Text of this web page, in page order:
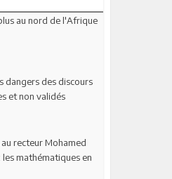
au nord de l'Afrique
dangers des discours
et non validés
recteur Mohamed
mathématiques en